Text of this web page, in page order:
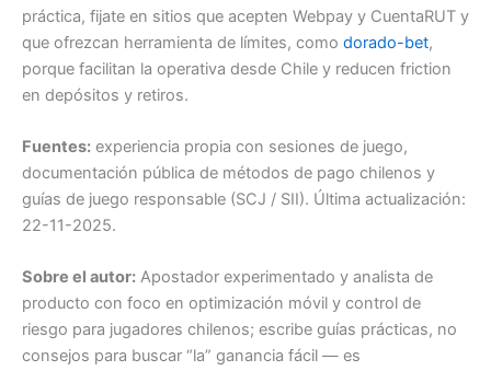
práctica, fijate en sitios que acepten Webpay y CuentaRUT y
que ofrezcan herramienta de límites, como dorado-bet,
porque facilitan la operativa desde Chile y reducen friction
en depósitos y retiros.
Fuentes: experiencia propia con sesiones de juego,
documentación pública de métodos de pago chilenos y
guías de juego responsable (SCJ / SII). Última actualización:
22-11-2025.
Sobre el autor: Apostador experimentado y analista de
producto con foco en optimización móvil y control de
riesgo para jugadores chilenos; escribe guías prácticas, no
consejos para buscar “la” ganancia fácil — es